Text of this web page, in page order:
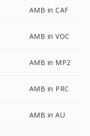
AMB in CAF
AMB in VOC
AMB in MP2
AMB in PRC
AMB in AU